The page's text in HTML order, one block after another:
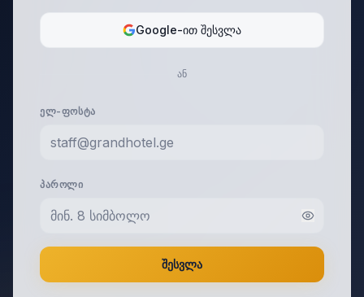
Google-ით შესვლა
ან
ᲔᲚ-ᲤᲝᲡᲢᲐ
ᲞᲐᲠᲝᲚᲘ
შესვლა